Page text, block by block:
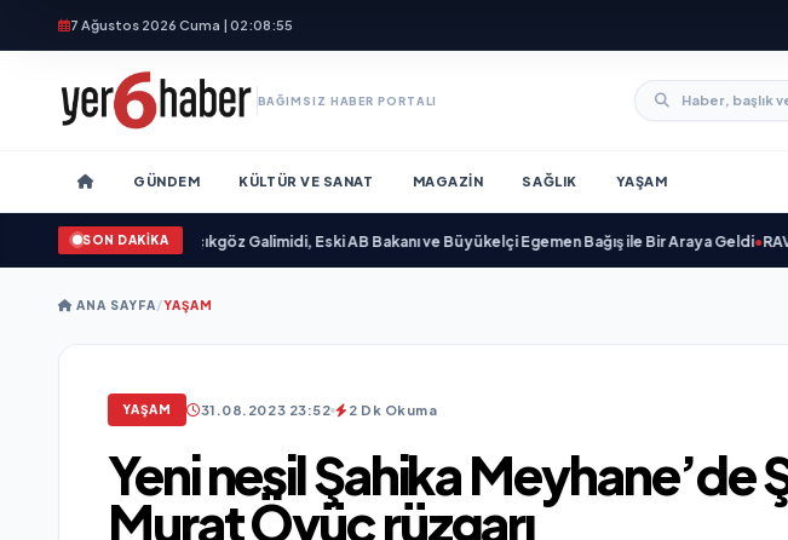
7 Ağustos 2026 Cuma | 02:08:57
BAĞIMSIZ HABER PORTALI
GÜNDEM KÜLTÜR VE SANAT MAGAZIN SAĞLIK YAŞAM
SON DAKİKA
Ali Emre Açıkgöz Galimidi, Eski AB Bakanı ve Büyükelçi Egemen Bağış ile Bir Araya Geldi•RAVANO:
ANA SAYFA/YAŞAM
YAŞAM 31.08.2023 23:52 2 Dk Okuma
Yeni nesil Şahika Meyhane’de
Murat Övüç rüzgarı